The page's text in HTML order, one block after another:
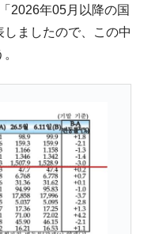
出入」絶好調。半導
ある
雇用状況が悪い。せ
か。選管がサーバ
だ」
動産対策で浅薄な発
投資に不適格な国
2026年05月以降の国
ましたので、この中